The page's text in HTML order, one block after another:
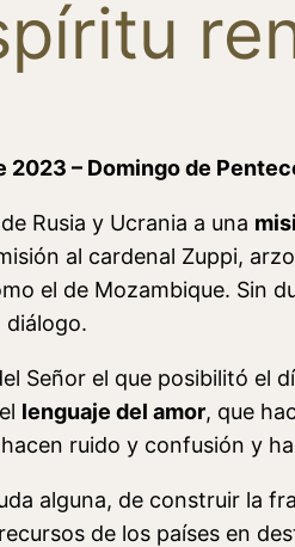
2023 – Domingo de
Rusia y Ucrania a una
al cardenal Zuppi,
el de Mozambique. Sin
diálogo.
Señor el que posibilitó el
lenguaje del amor, que
ruido y confusión y
alguna, de construir la
de los países en